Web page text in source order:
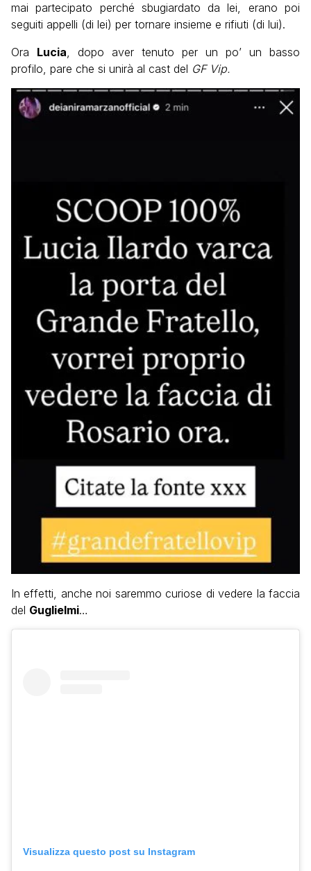
mai partecipato perché sbugiardato da lei, erano poi
seguiti appelli (di lei) per tornare insieme e rifiuti (di lui).
Ora Lucia, dopo aver tenuto per un po’ un basso
profilo, pare che si unirà al cast del GF Vip.
In effetti, anche noi saremmo curiose di vedere la faccia
del Guglielmi…
Visualizza questo post su Instagram